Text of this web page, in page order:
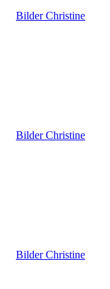
Bilder Christine
Bilder Christine
Bilder Christine